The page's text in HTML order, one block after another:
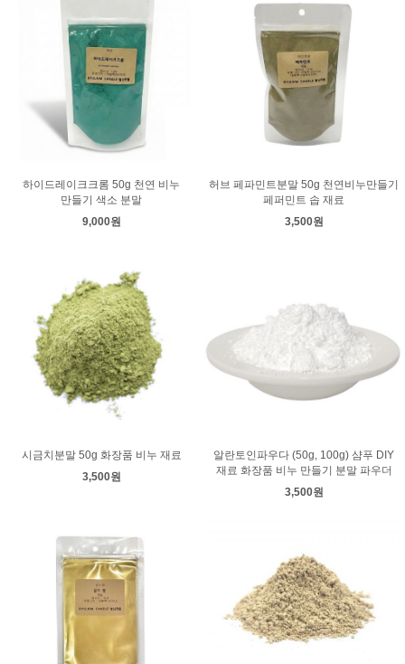
하이드레이크크롬 50g 천연 비누
만들기 색소 분말
9,000원
허브 페파민트분말 50g 천연비누만들기
페퍼민트 솝 재료
3,500원
시금치분말 50g 화장품 비누 재료
3,500원
알란토인파우다 (50g, 100g) 샴푸 DIY
재료 화장품 비누 만들기 분말 파우더
3,500원